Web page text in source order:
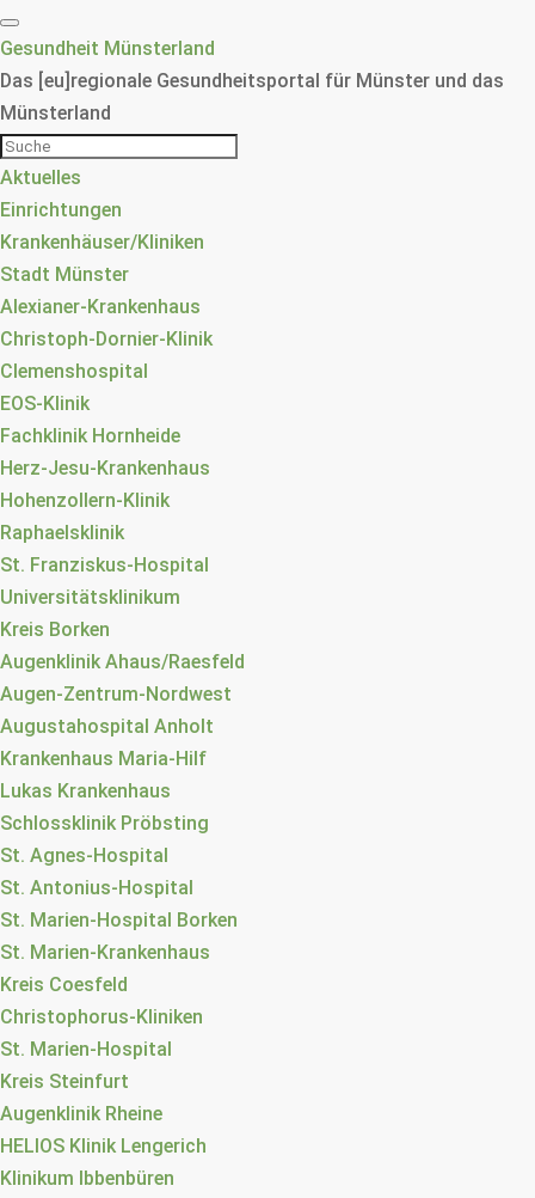
Gesundheit Münsterland
Das [eu]regionale Gesundheitsportal für Münster und das
Münsterland
Aktuelles
Einrichtungen
Krankenhäuser/Kliniken
Stadt Münster
Alexianer-Krankenhaus
Christoph-Dornier-Klinik
Clemenshospital
EOS-Klinik
Fachklinik Hornheide
Herz-Jesu-Krankenhaus
Hohenzollern-Klinik
Raphaelsklinik
St. Franziskus-Hospital
Universitätsklinikum
Kreis Borken
Augenklinik Ahaus/Raesfeld
Augen-Zentrum-Nordwest
Augustahospital Anholt
Krankenhaus Maria-Hilf
Lukas Krankenhaus
Schlossklinik Pröbsting
St. Agnes-Hospital
St. Antonius-Hospital
St. Marien-Hospital Borken
St. Marien-Krankenhaus
Kreis Coesfeld
Christophorus-Kliniken
St. Marien-Hospital
Kreis Steinfurt
Augenklinik Rheine
HELIOS Klinik Lengerich
Klinikum Ibbenbüren